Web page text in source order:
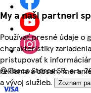
My a naši partneri
Používať presné údaje o
charakteristiky
pristupovať k
reklama a obsah,
a vývoj služieb.
Zoznam
©Tesco Stores SR, a.s.